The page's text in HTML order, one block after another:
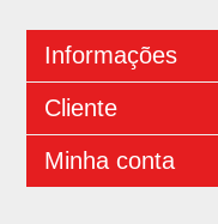
Informações
Cliente
Minha conta